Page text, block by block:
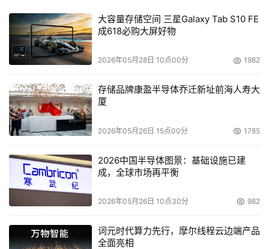
DVD。展望未来三年，我们将制造出1.2千万亿兆字节的数
据，一千万亿兆字节相当于1024千兆兆字节。埃文斯解释
说"这种信息量等同于地球上的每个人100年的用量，或者你
晰视频的青睐程度正在与日俱增。根据思科系统公司的预
测，到2015年将有91%的互联网数据是视频格式的。
思科公司研发的重点（与营销无关）主要说明的是，所谓
的"信息的潮水"需要极大改进的网络来传输更多的数据，而
不是以牺牲掉喜爱的视频（或者数据包）作为代价。
趋势三：云的至理名言
大容量存储空间 三星Galaxy Tab S10 FE
成618必购大屏好物
2026年05月28日 10点00分 1982
存储品牌康盈半导体乔迁新址前海人寿大
厦
2026年05月26日 15点00分 1785
2026中国半导体图景：基础设施已建
成，全球市场再平衡
2026年05月26日 10点30分 982
词元时代算力先行，摩尔线程云边端产品
全面亮相